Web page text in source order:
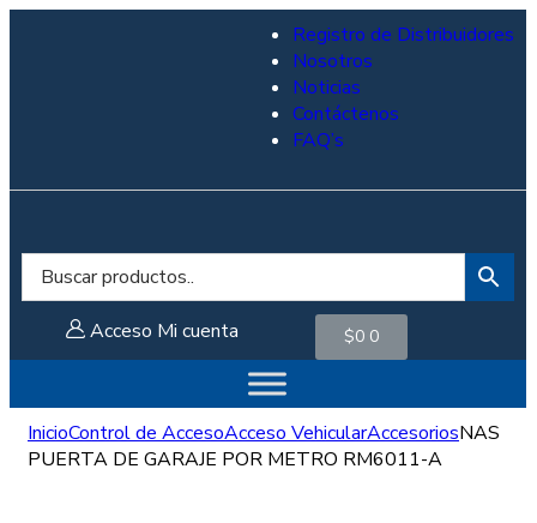
Registro de Distribuidores
Nosotros
Noticias
Contáctenos
FAQ’s
Acceso Mi cuenta $0 0
InicioControl de AccesoAcceso VehicularAccesoriosNAS
PUERTA DE GARAJE POR METRO RM6011-A